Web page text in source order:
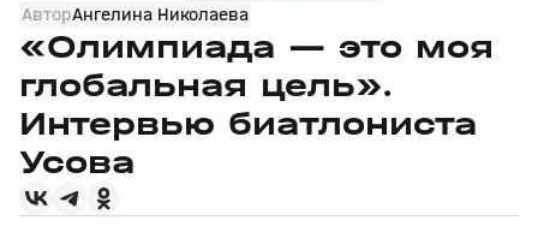
АвторАнгелина Николаева
«Олимпиада — это моя
глобальная цель».
Интервью биатлониста
Усова